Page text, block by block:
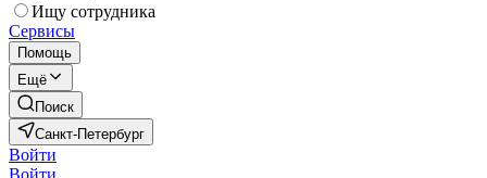
Ищу сотрудника
Сервисы
Помощь
Ещё
Поиск
Санкт-Петербург
Войти
Войти